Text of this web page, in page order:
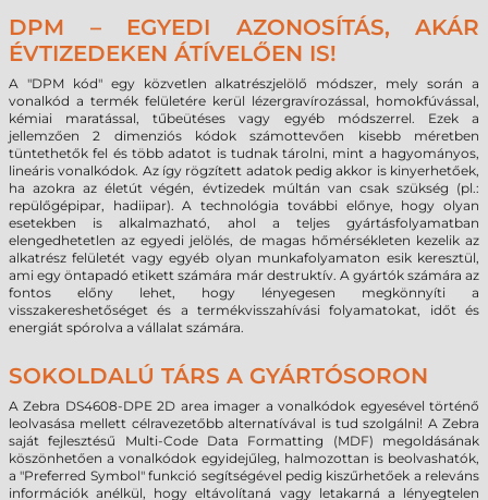
DPM – EGYEDI AZONOSÍTÁS, AKÁR
ÉVTIZEDEKEN ÁTÍVELŐEN IS!
A "DPM kód" egy közvetlen alkatrészjelölő módszer, mely során a
vonalkód a termék felületére kerül lézergravírozással, homokfúvással,
kémiai maratással, tűbeütéses vagy egyéb módszerrel. Ezek a
jellemzően 2 dimenziós kódok számottevően kisebb méretben
tüntethetők fel és több adatot is tudnak tárolni, mint a hagyományos,
lineáris vonalkódok. Az így rögzített adatok pedig akkor is kinyerhetőek,
ha azokra az életút végén, évtizedek múltán van csak szükség (pl.:
repülőgépipar, hadiipar). A technológia további előnye, hogy olyan
esetekben is alkalmazható, ahol a teljes gyártásfolyamatban
elengedhetetlen az egyedi jelölés, de magas hőmérsékleten kezelik az
alkatrész felületét vagy egyéb olyan munkafolyamaton esik keresztül,
ami egy öntapadó etikett számára már destruktív. A gyártók számára az
fontos előny lehet, hogy lényegesen megkönnyíti a
visszakereshetőséget és a termékvisszahívási folyamatokat, időt és
energiát spórolva a vállalat számára.
SOKOLDALÚ TÁRS A GYÁRTÓSORON
A Zebra DS4608-DPE 2D area imager a vonalkódok egyesével történő
leolvasása mellett célravezetőbb alternatívával is tud szolgálni! A Zebra
saját fejlesztésű Multi-Code Data Formatting (MDF) megoldásának
köszönhetően a vonalkódok egyidejűleg, halmozottan is beolvashatók,
a "Preferred Symbol" funkció segítségével pedig kiszűrhetőek a releváns
információk anélkül, hogy eltávolítaná vagy letakarná a lényegtelen